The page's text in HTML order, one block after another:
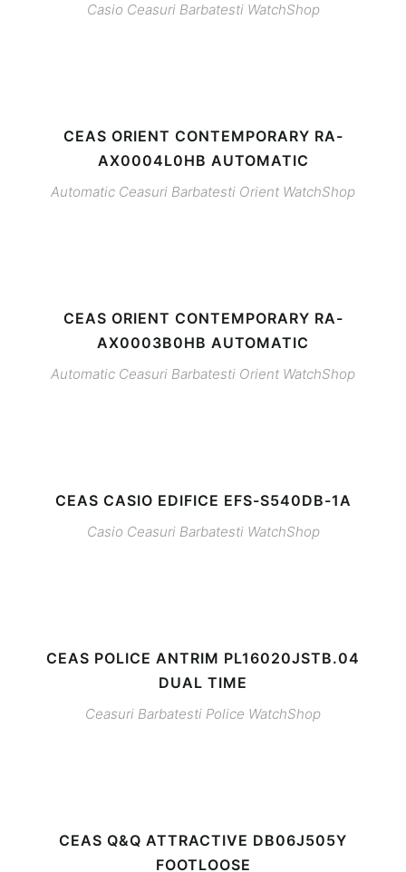
Casio Ceasuri Barbatesti WatchShop
CEAS ORIENT CONTEMPORARY RA-
AX0004L0HB AUTOMATIC
Automatic Ceasuri Barbatesti Orient WatchShop
CEAS ORIENT CONTEMPORARY RA-
AX0003B0HB AUTOMATIC
Automatic Ceasuri Barbatesti Orient WatchShop
CEAS CASIO EDIFICE EFS-S540DB-1A
Casio Ceasuri Barbatesti WatchShop
CEAS POLICE ANTRIM PL16020JSTB.04
DUAL TIME
Ceasuri Barbatesti Police WatchShop
CEAS Q&Q ATTRACTIVE DB06J505Y
FOOTLOOSE